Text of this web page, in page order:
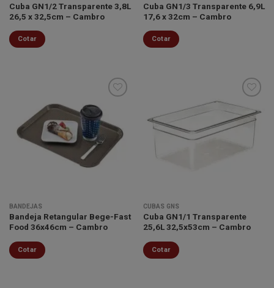
Cuba GN1/2 Transparente 3,8L
26,5 x 32,5cm – Cambro
Cotar
Cuba GN1/3 Transparente 6,9L
17,6 x 32cm – Cambro
Cotar
Minha
lista de
desejos
BANDEJAS
Bandeja Retangular Bege-Fast
Food 36x46cm – Cambro
Cotar
Minha
CUBAS GNS
Cuba GN1/1 Transparente
25,6L 32,5x53cm – Cambro
Cotar